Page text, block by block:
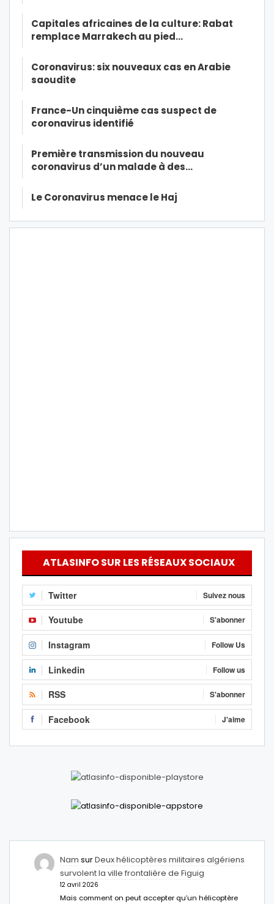
Capitales africaines de la culture: Rabat
remplace Marrakech au pied…
Coronavirus: six nouveaux cas en Arabie
saoudite
France-Un cinquième cas suspect de
coronavirus identifié
Première transmission du nouveau
coronavirus d’un malade à des…
Le Coronavirus menace le Haj
ATLASINFO SUR LES RÉSEAUX SOCIAUX
Twitter Suivez nous
Youtube S'abonner
Instagram Follow Us
Linkedin Follow us
RSS S'abonner
Facebook J'aime
Nam surDeux hélicoptères militaires algériens
survolent la ville frontalière de Figuig
12 avril 2026
Mais comment on peut accepter qu’un hélicoptère